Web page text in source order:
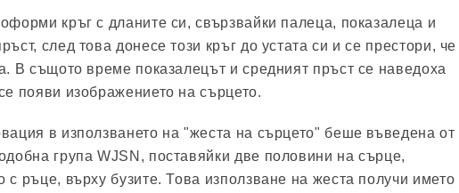
кръг с дланите си, свързвайки палеца, показалеца и
след това донесе този кръг до устата си и се престори, че
В същото време показалецът и средният пръст се наведоха
появи изображението на сърцето.
в използването на "жеста на сърцето" беше въведена от
група WJSN, поставяйки две половини на сърце,
с ръце, върху бузите. Това използване на жеста получи името